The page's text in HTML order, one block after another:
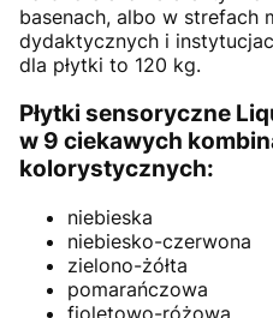
basenach, albo w strefach
dydaktycznych i
dla płytki to 120 kg.
Płytki sensoryczne
w 9 ciekawych
kolorystycznych:
niebieska
niebiesko-czerwona
zielono-żółta
pomarańczowa
fioletowo-różowa